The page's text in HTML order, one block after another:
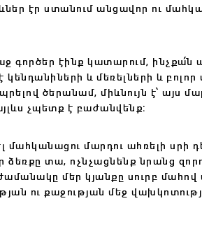
էր ստանում անցավոր ու
էինք կատարում, ինչքա՛ն
և մեռելների և բոլոր
ծերանամ, միևնույն է՝ այս
չպետք է բաժանվենք։
մահկանացու մարդու ահռելի սրի
տա, ոչնչացնենք նրանց
մեր կյանքը սուրբ մահով
ու քաջության մեջ